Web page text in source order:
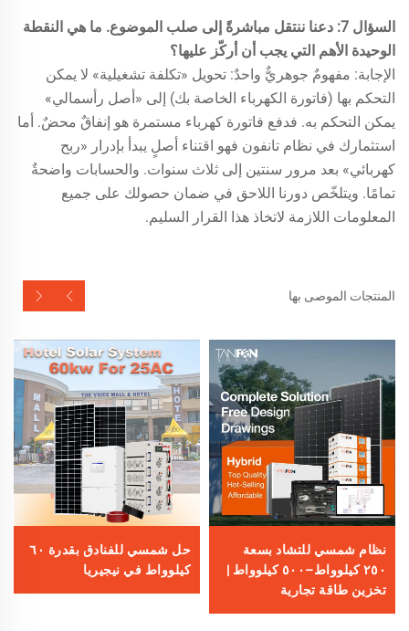
السؤال 7: دعنا ننتقل مباشرةً إلى صلب الموضوع. ما هي النقطة
الوحيدة الأهم التي يجب أن أركّز عليها؟
الإجابة: مفهومٌ جوهريٌّ واحدٌ: تحويل «تكلفة تشغيلية» لا يمكن
التحكم بها (فاتورة الكهرباء الخاصة بك) إلى «أصل رأسمالي»
يمكن التحكم به. فدفع فاتورة كهرباء مستمرة هو إنفاقٌ محضٌ. أما
استثمارك في نظام تانفون فهو اقتناء أصلٍ يبدأ بإدرار «ربح
كهربائي» بعد مرور سنتين إلى ثلاث سنوات. والحسابات واضحةٌ
تمامًا. ويتلخّص دورنا اللاحق في ضمان حصولك على جميع
المعلومات اللازمة لاتخاذ هذا القرار السليم.
المنتجات الموصى بها
نظام شمسي للتشاد بسعة
٢٥٠ كيلوواط–٥٠٠ كيلوواط |
تخزين طاقة تجارية
حل شمسي للفنادق بقدرة ٦٠
كيلوواط في نيجيريا